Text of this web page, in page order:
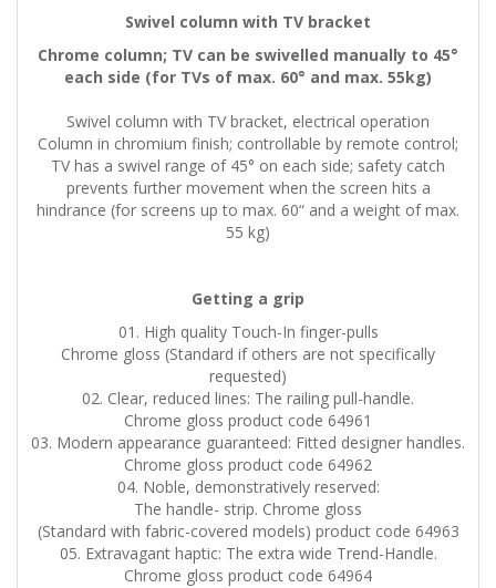
Swivel column with TV bracket
Chrome column; TV can be swivelled manually to 45°
each side (for TVs of max. 60° and max. 55kg)
Swivel column with TV bracket, electrical operation
Column in chromium finish; controllable by remote control;
TV has a swivel range of 45° on each side; safety catch
prevents further movement when the screen hits a
hindrance (for screens up to max. 60“ and a weight of max.
55 kg)
Getting a grip
01. High quality Touch-In finger-pulls
Chrome gloss (Standard if others are not specifically
requested)
02. Clear, reduced lines: The railing pull-handle.
Chrome gloss product code 64961
03. Modern appearance guaranteed: Fitted designer handles.
Chrome gloss product code 64962
04. Noble, demonstratively reserved:
The handle- strip. Chrome gloss
(Standard with fabric-covered models) product code 64963
05. Extravagant haptic: The extra wide Trend-Handle.
Chrome gloss product code 64964